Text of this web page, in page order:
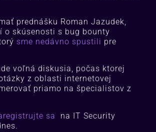
prednášku Roman Jazudek,
o skúsenosti s bug bounty
sme nedávno spustili pre
voľná diskusia, počas ktorej
z oblasti internetovej
priamo na špecialistov z
sa
na IT Security